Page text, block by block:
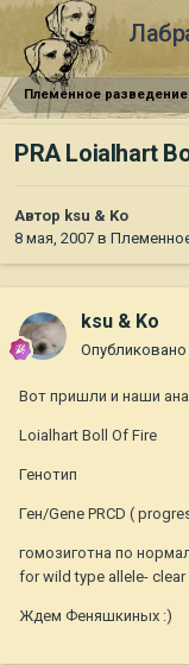
Племенное разведение
PRA Loialhart
Автор ksu & Ko
8 мая, 2007 в
ksu & Ko
Опубликовано
Вот пришли и наши
Loialhart Boll Of Fire
Генотип
Ген/Gene PRCD (
гомозиготна по
for wild type allele- clear
Ждем Феняшкиных :)